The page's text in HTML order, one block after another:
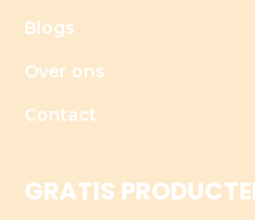
Blogs
Over ons
Contact
GRATIS